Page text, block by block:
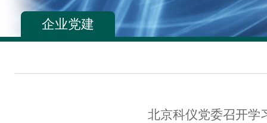
企业党建
北京科仪党委召开学